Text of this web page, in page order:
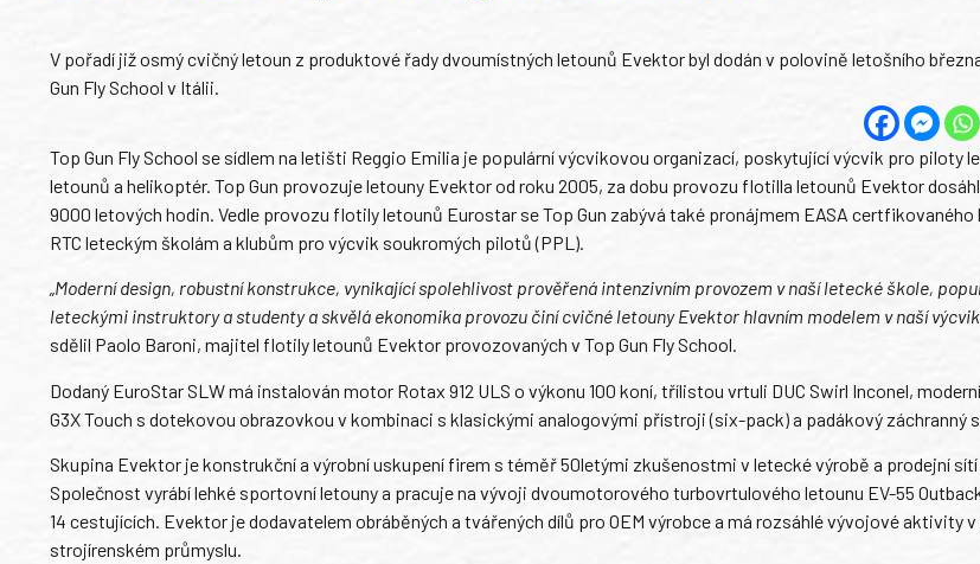
V pořadí již osmý cvičný letoun z produktové řady dvoumístných letounů Evektor byl dodán v polovině letošního
Gun Fly School v Itálii.
Top Gun Fly School se sídlem na letišti Reggio Emilia je populární výcvikovou organizací, poskytující výcvik pro piloty
letounů a helikoptér. Top Gun provozuje letouny Evektor od roku 2005, za dobu provozu flotilla letounů Evektor
9000 letových hodin. Vedle provozu flotily letounů Eurostar se Top Gun zabývá také pronájmem EASA
RTC leteckým školám a klubům pro výcvik soukromých pilotů (PPL).
„Moderní design, robustní konstrukce, vynikající spolehlivost prověřená intenzivním provozem v naší letecké škole,
leteckými instruktory a studenty a skvělá ekonomika provozu činí cvičné letouny Evektor hlavním modelem v naší
sdělil Paolo Baroni, majitel flotily letounů Evektor provozovaných v Top Gun Fly School.
Dodaný EuroStar SLW má instalován motor Rotax 912 ULS o výkonu 100 koní, třílistou vrtuli DUC Swirl Inconel,
G3X Touch s dotekovou obrazovkou v kombinaci s klasickými analogovými přístroji (six-pack) a padákový záchranný
Skupina Evektor je konstrukční a výrobní uskupení firem s téměř 50letými zkušenostmi v letecké výrobě a prodejní
Společnost vyrábí lehké sportovní letouny a pracuje na vývoji dvoumotorového turbovrtulového letounu EV-55
14 cestujících. Evektor je dodavatelem obráběných a tvářených dílů pro OEM výrobce a má rozsáhlé vývojové aktivity
strojírenském průmyslu.